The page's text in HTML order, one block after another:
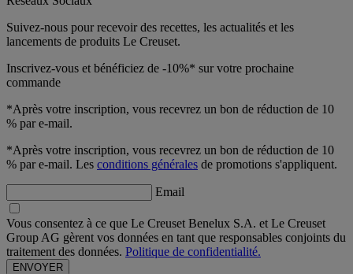
Suivez-nous pour recevoir des recettes, les actualités et les
lancements de produits Le Creuset.
Inscrivez-vous et bénéficiez de -10%* sur votre prochaine
commande
*Après votre inscription, vous recevrez un bon de réduction de 10
% par e-mail.
*Après votre inscription, vous recevrez un bon de réduction de 10
% par e-mail. Les conditions générales de promotions s'appliquent.
Email
Vous consentez à ce que Le Creuset Benelux S.A. et Le Creuset
Group AG gèrent vos données en tant que responsables conjoints du
traitement des données. Politique de confidentialité.